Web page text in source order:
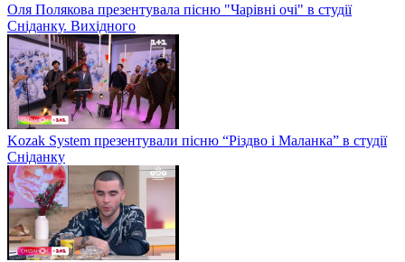
Оля Полякова презентувала пісню "Чарівні очі" в студії
Сніданку. Вихідного
Kozak System презентували пісню “Різдво і Маланка” в студії
Сніданку